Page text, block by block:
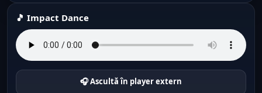
🎵 Impact Dance
🎧 Ascultă în player extern